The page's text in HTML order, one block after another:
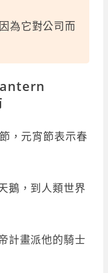
為它對公司而
，元宵節表示春
鵝，到人類世界
計畫派他的騎士